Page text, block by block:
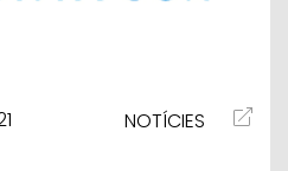
NOTÍCIES